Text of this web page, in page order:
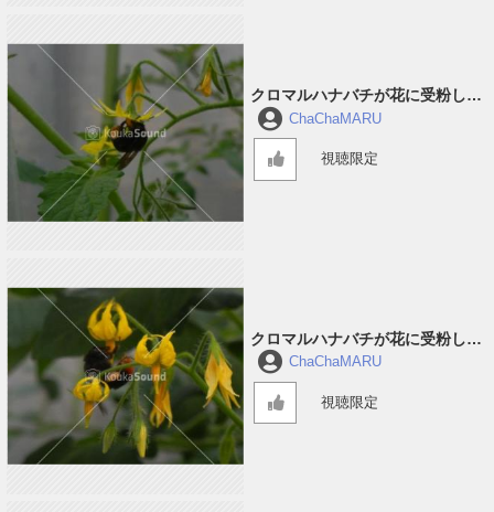
クロマルハナバチが花に受粉して
回っている音 #3
ChaChaMARU
視聴限定
クロマルハナバチが花に受粉して
回っている音 #2
ChaChaMARU
視聴限定